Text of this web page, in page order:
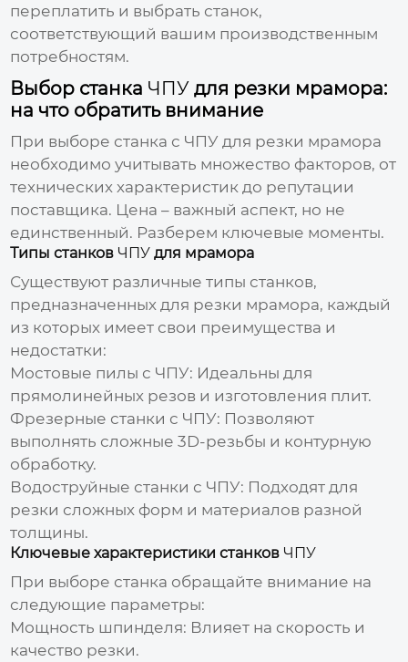
переплатить и выбрать станок,
соответствующий вашим производственным
потребностям.
Выбор станка ЧПУ для резки мрамора:
на что обратить внимание
При выборе станка с ЧПУ для резки мрамора
необходимо учитывать множество факторов, от
технических характеристик до репутации
поставщика. Цена – важный аспект, но не
единственный. Разберем ключевые моменты.
Типы станков ЧПУ для мрамора
Существуют различные типы станков,
предназначенных для резки мрамора, каждый
из которых имеет свои преимущества и
недостатки:
Мостовые пилы с ЧПУ: Идеальны для
прямолинейных резов и изготовления плит.
Фрезерные станки с ЧПУ: Позволяют
выполнять сложные 3D-резьбы и контурную
обработку.
Водоструйные станки с ЧПУ: Подходят для
резки сложных форм и материалов разной
толщины.
Ключевые характеристики станков ЧПУ
При выборе станка обращайте внимание на
следующие параметры:
Мощность шпинделя: Влияет на скорость и
качество резки.